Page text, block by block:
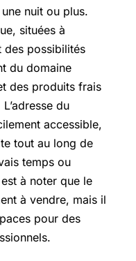
nuit ou plus.
situées à
des possibilités
du domaine
des produits frais
du
accessible,
tout au long de
temps ou
à noter que le
à vendre, mais il
pour des